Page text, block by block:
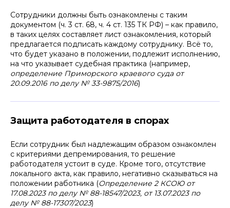
Сотрудники должны быть ознакомлены с таким
документом (ч. 3 ст. 68, ч. 4 ст. 135 ТК РФ) – как правило,
в таких целях составляет лист ознакомления, который
предлагается подписать каждому сотруднику. Всё то,
что будет указано в положении, подлежит исполнению,
на что указывает судебная практика (например,
определение Приморского краевого суда от
20.09.2016 по делу № 33-9875/2016)
Защита работодателя в спорах
Если сотрудник был надлежащим образом ознакомлен
с критериями депремирования, то решение
работодателя устоит в суде. Кроме того, отсутствие
локального акта, как правило, негативно сказываться на
положении работника (Определение 2 КСОЮ от
17.08.2023 по делу № 88-18547/2023, от 13.07.2023 по
делу № 88-17307/2023)